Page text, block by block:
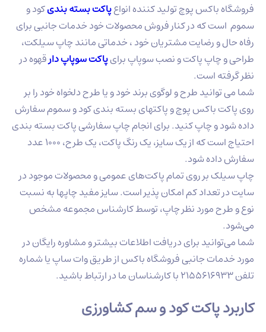
باکس پوچ تولید کننده انواعپاکت بسته بندیکود و
که در کنار فروش محصولات خود خدمات جانبی برای
و رضایت مشتریان خود ، خدماتی مانند چاپ سیلکت،
چاپ پاکت و نصب سوپاپ برایپاکت سوپاپ دارقهوه در
است.
طرح و لوگوی برند خود و یا طرح دلخواه خود را بر
باکس پوچ و پاکتهای بسته بندی کود و سموم سفارش
و چاپ کنید. برای انجام چاپ سفارشی پاکت بسته بندی
احتیاج است که از یک سایز، یک رنگ پاکت، یک طرح، ۱۰۰۰ عدد
شود.
بر روی تمام پاکت‌های عمومی و محصولات موجود در
تعداد کم امکان پذیر است. سایز مفید چاپها به نسبت
مورد نظر چاپ، توسط کارشناس مجموعه مشخص
برای دریافت اطلاعات بیشتر و مشاوره رایگان در
جانبی فروشگاه باکس از طریق وات ساپ یا شماره
پاکت کود و سم کشاورزی